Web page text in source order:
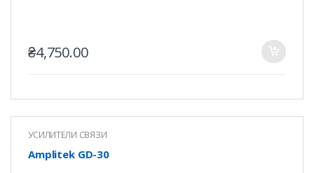
₴4,750.00
УСИЛИТЕЛИ СВЯЗИ
Amplitek GD-30